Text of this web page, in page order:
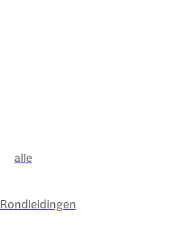
alle
Rondleidingen